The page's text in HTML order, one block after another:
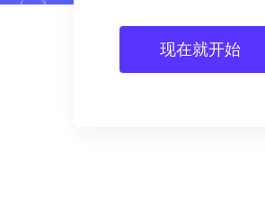
现在就开始